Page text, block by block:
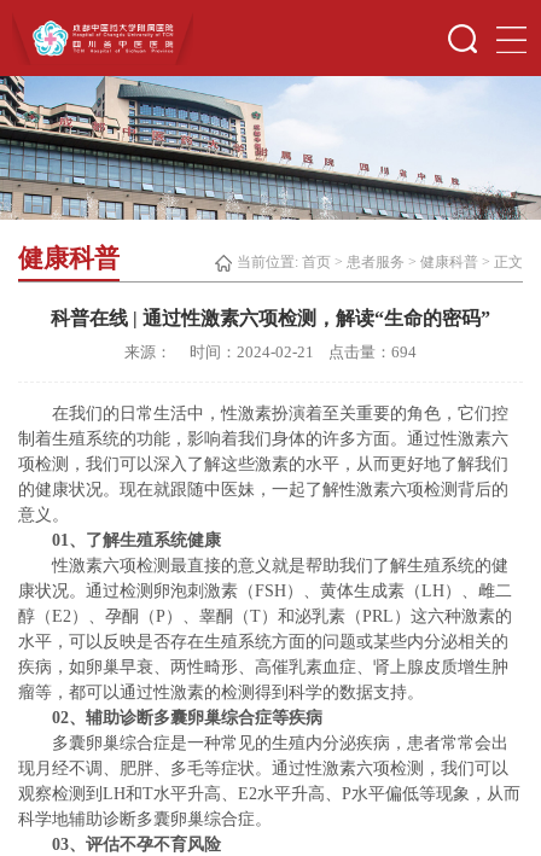
当前位置: 首页 > 患者服务 > 健康科普 > 正文
健康科普
科普在线 | 通过性激素六项检测，解读“生命的密码”
来源： 时间：2024-02-21 点击量： 694
在我们的日常生活中，性激素扮演着至关重要的角色，它们控
制着生殖系统的功能，影响着我们身体的许多方面。通过性激素六
项检测，我们可以深入了解这些激素的水平，从而更好地了解我们
的健康状况。现在就跟随中医妹，一起了解性激素六项检测背后的
意义。
01、 了解生殖系统健康
性激素六项检测最直接的意义就是帮助我们了解生殖系统的健
康状况。通过检测卵泡刺激素（FSH）、黄体生成素（LH）、雌二
醇（E2）、孕酮（P）、睾酮（T）和泌乳素（PRL）这六种激素的
水平，可以反映是否存在生殖系统方面的问题或某些内分泌相关的
疾病，如卵巢早衰、两性畸形、高催乳素血症、肾上腺皮质增生肿
瘤等，都可以通过性激素的检测得到科学的数据支持。
02、 辅助诊断多囊卵巢综合症等疾病
多囊卵巢综合症是一种常见的生殖内分泌疾病，患者常常会出
现月经不调、肥胖、多毛等症状。通过性激素六项检测，我们可以
观察检测到LH和T水平升高、E2水平升高、P水平偏低等现象，从而
科学地辅助诊断多囊卵巢综合症。
03、 评估不孕不育风险